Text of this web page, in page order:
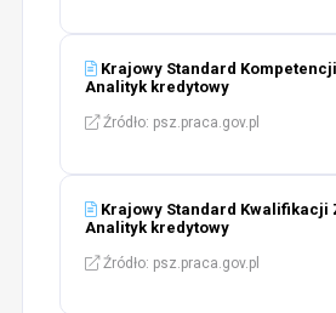
Krajowy Standard
Analityk kredytowy
Źródło: psz.praca.gov.pl
Krajowy Standard Kwalifikacji
Analityk kredytowy
Źródło: psz.praca.gov.pl